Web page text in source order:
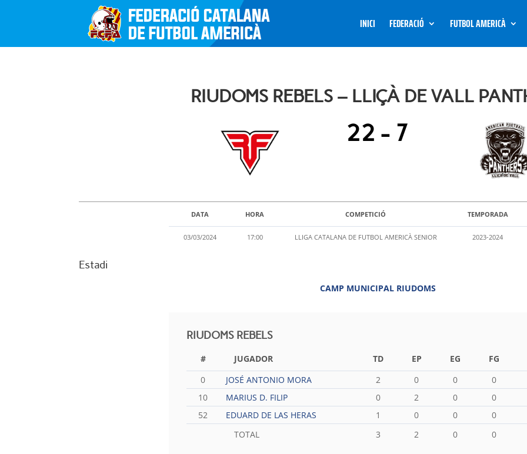
INICI FEDERACIÓ FUTBOL AMERICÀ
RIUDOMS REBELS – LLIÇÀ DE VALL
22 - 7
DATA HORA COMPETICIÓ TEMPORADA
03/03/2024 17:00 LLIGA CATALANA DE FUTBOL AMERICÀ SENIOR 2023-2024
Estadi
CAMP MUNICIPAL RIUDOMS
RIUDOMS REBELS
# JUGADOR TD EP EG FG
0
JOSÉ ANTONIO MORA 2 0 0 0
10
MARIUS D. FILIP 0 2 0 0
52
EDUARD DE LAS HERAS 1 0 0 0
TOTAL
3 2 0 0